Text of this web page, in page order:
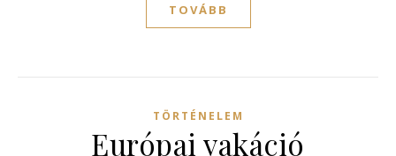
TOVÁBB
TÖRTÉNELEM
Európai vakáció